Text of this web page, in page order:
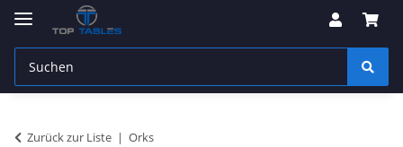
Zurück zur Liste Orks